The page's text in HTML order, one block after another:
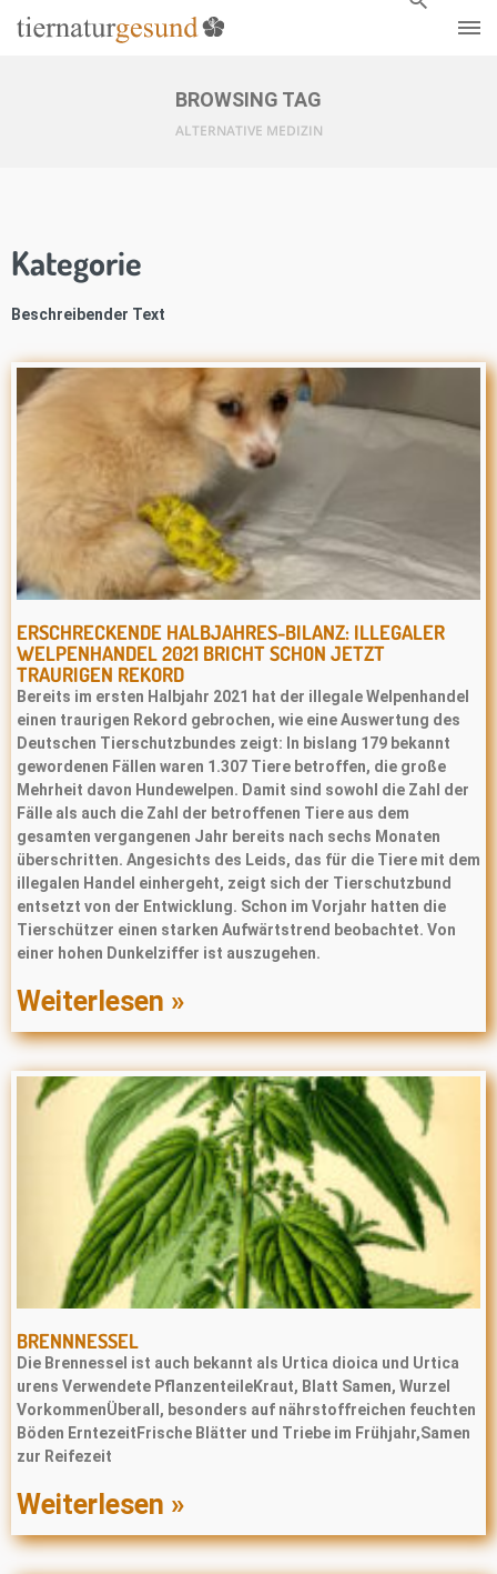
BROWSING TAG
ALTERNATIVE MEDIZIN
Kategorie
Beschreibender Text
ERSCHRECKENDE HALBJAHRES-BILANZ: ILLEGALER
WELPENHANDEL 2021 BRICHT SCHON JETZT
TRAURIGEN REKORD
Bereits im ersten Halbjahr 2021 hat der illegale Welpenhandel
einen traurigen Rekord gebrochen, wie eine Auswertung des
Deutschen Tierschutzbundes zeigt: In bislang 179 bekannt
gewordenen Fällen waren 1.307 Tiere betroffen, die große
Mehrheit davon Hundewelpen. Damit sind sowohl die Zahl der
Fälle als auch die Zahl der betroffenen Tiere aus dem
gesamten vergangenen Jahr bereits nach sechs Monaten
überschritten. Angesichts des Leids, das für die Tiere mit dem
illegalen Handel einhergeht, zeigt sich der Tierschutzbund
entsetzt von der Entwicklung. Schon im Vorjahr hatten die
Tierschützer einen starken Aufwärtstrend beobachtet. Von
einer hohen Dunkelziffer ist auszugehen.
Weiterlesen »
BRENNNESSEL
Die Brennessel ist auch bekannt als Urtica dioica und Urtica
urens Verwendete PflanzenteileKraut, Blatt Samen, Wurzel
VorkommenÜberall, besonders auf nährstoffreichen feuchten
Böden ErntezeitFrische Blätter und Triebe im Frühjahr,Samen
zur Reifezeit
Weiterlesen »